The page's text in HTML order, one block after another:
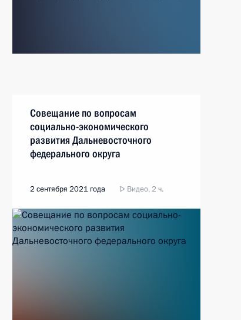
Совещание по вопросам
социально-экономического
развития Дальневосточного
федерального округа
2 сентября 2021 года Видео, 2 ч.